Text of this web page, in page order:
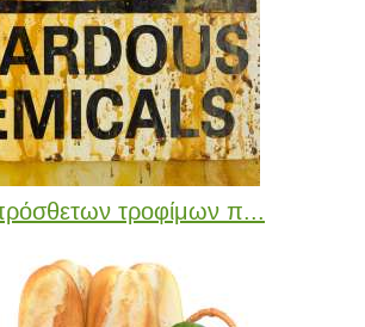
τροφίμων π...